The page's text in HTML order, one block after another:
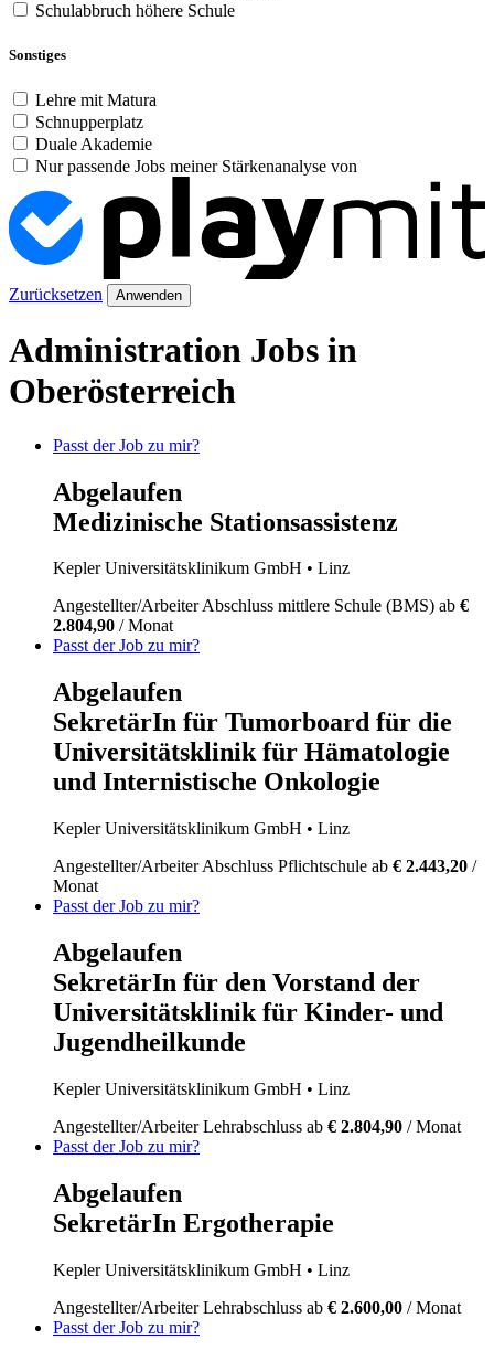
Schulabbruch höhere Schule
Sonstiges
Lehre mit Matura
Schnupperplatz
Duale Akademie
Nur passende Jobs meiner Stärkenanalyse von
Zurücksetzen Anwenden
Administration Jobs in
Oberösterreich
Passt der Job zu mir?
Abgelaufen
Medizinische Stationsassistenz
Kepler Universitätsklinikum GmbH • Linz
Angestellter/ArbeiterAbschluss mittlere Schule (BMS) ab €
2.804,90 / Monat
Passt der Job zu mir?
Abgelaufen
SekretärIn für Tumorboard für die
Universitätsklinik für Hämatologie
und Internistische Onkologie
Kepler Universitätsklinikum GmbH • Linz
Angestellter/ArbeiterAbschluss Pflichtschule ab € 2.443,20 /
Monat
Passt der Job zu mir?
Abgelaufen
SekretärIn für den Vorstand der
Universitätsklinik für Kinder- und
Jugendheilkunde
Kepler Universitätsklinikum GmbH • Linz
Angestellter/ArbeiterLehrabschluss ab € 2.804,90 / Monat
Passt der Job zu mir?
Abgelaufen
SekretärIn Ergotherapie
Kepler Universitätsklinikum GmbH • Linz
Angestellter/ArbeiterLehrabschluss ab € 2.600,00 / Monat
Passt der Job zu mir?